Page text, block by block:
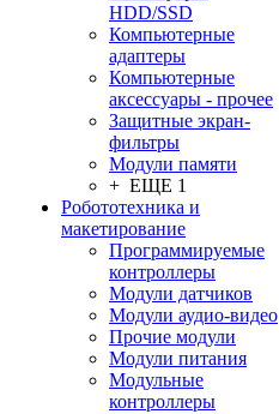
HDD/SSD
Компьютерные
адаптеры
Компьютерные
аксессуары - прочее
Защитные экран-
фильтры
Модули памяти
+ ЕЩЕ 1
Робототехника и
макетирование
Программируемые
контроллеры
Модули датчиков
Модули аудио-видео
Прочие модули
Модули питания
Модульные
контроллеры